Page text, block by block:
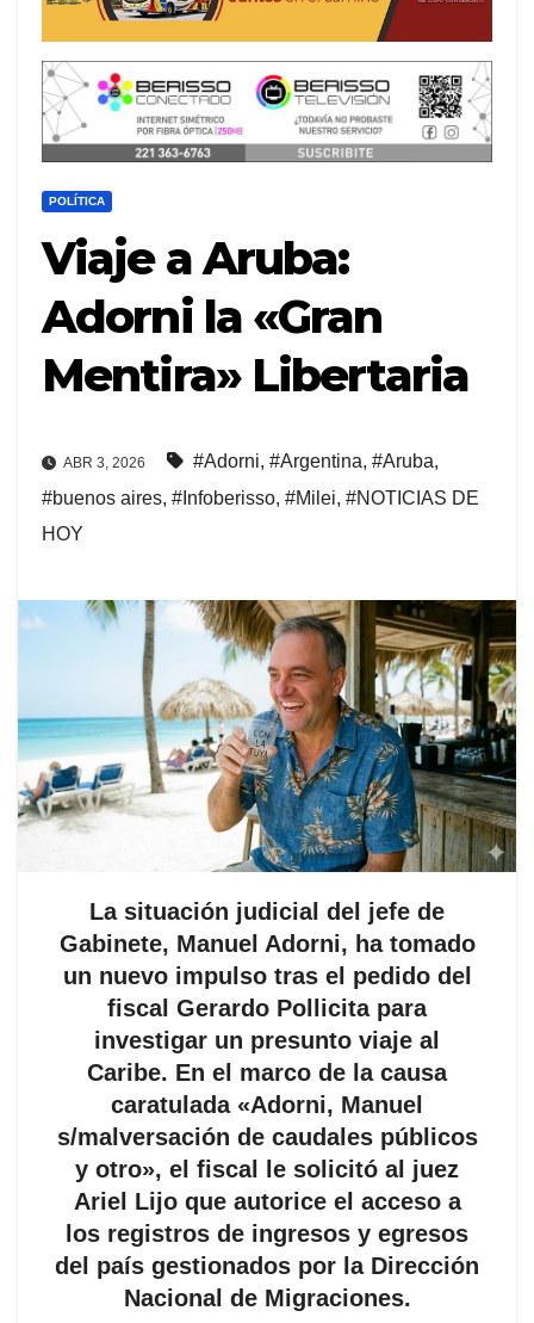
POLÍTICA
Viaje a Aruba:
Adorni la «Gran
Mentira» Libertaria
ABR 3, 2026 #Adorni, #Argentina, #Aruba,
#buenos aires, #Infoberisso, #Milei, #NOTICIAS DE
HOY
La situación judicial del jefe de
Gabinete, Manuel Adorni, ha tomado
un nuevo impulso tras el pedido del
fiscal Gerardo Pollicita para
investigar un presunto viaje al
Caribe. En el marco de la causa
caratulada «Adorni, Manuel
s/malversación de caudales públicos
y otro», el fiscal le solicitó al juez
Ariel Lijo que autorice el acceso a
los registros de ingresos y egresos
del país gestionados por la Dirección
Nacional de Migraciones.